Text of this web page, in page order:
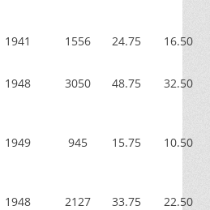
1941 1556 24.75 16.50
1948 3050 48.75 32.50
1949 945 15.75 10.50
1948 2127 33.75 22.50